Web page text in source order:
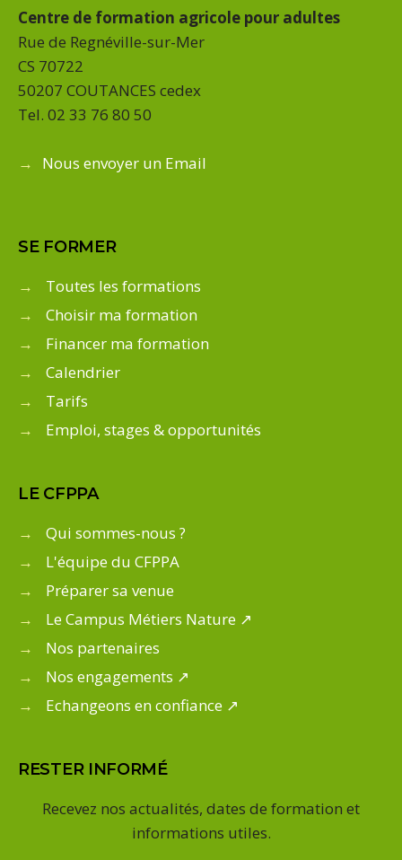
Centre de formation agricole pour adultes
Rue de Regnéville-sur-Mer
CS 70722
50207 COUTANCES cedex
Tel. 02 33 76 80 50
→ Nous envoyer un Email
SE FORMER
→
Toutes les formations
→
Choisir ma formation
→
Financer ma formation
→
Calendrier
→
Tarifs
→
Emploi, stages & opportunités
LE CFPPA
→
Qui sommes-nous ?
→
L'équipe du CFPPA
→
Préparer sa venue
→
Le Campus Métiers Nature ↗
→
Nos partenaires
→
Nos engagements ↗
→
Echangeons en confiance ↗
RESTER INFORMÉ
Recevez nos actualités, dates de formation et
informations utiles.